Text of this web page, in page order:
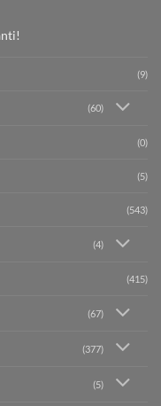
(9)
(60)
(0)
(5)
(543)
(4)
(415)
(67)
(377)
(5)